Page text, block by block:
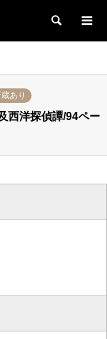
検索
あり
西洋探偵譚/94ペー